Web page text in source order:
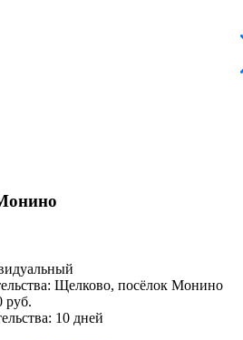
Щелково, посёлок Монино
руб.
10 дней